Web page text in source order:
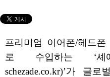
프리미엄 이어폰/헤드
로 수입하는 ‘셰
schezade.co.kr)’가 글